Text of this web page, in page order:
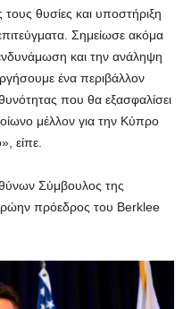
τους θυσίες και υποστήριξη
Σημείωσε ακόμα
και την ανάληψη
ένα περιβάλλον
που θα εξασφαλίσει
μέλλον για την Κύπρο
είπε.
Σύμβουλος της
πρόεδρος του Berklee